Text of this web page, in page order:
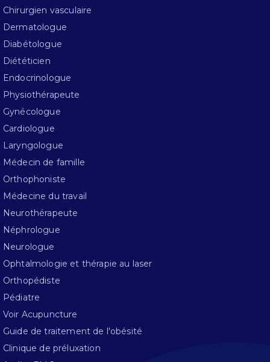
Chirurgien vasculaire
Dermatologue
Diabétologue
Diététicien
Endocrinologue
Physiothérapeute
Gynécologue
Cardiologue
Laryngologue
Médecin de famille
Orthophoniste
Médecine du travail
Neurothérapeute
Néphrologue
Neurologue
Ophtalmologie et thérapie au laser
Orthopédiste
Pédiatre
Voir Acupuncture
Guide de traitement de l'obésité
Clinique de préluxation